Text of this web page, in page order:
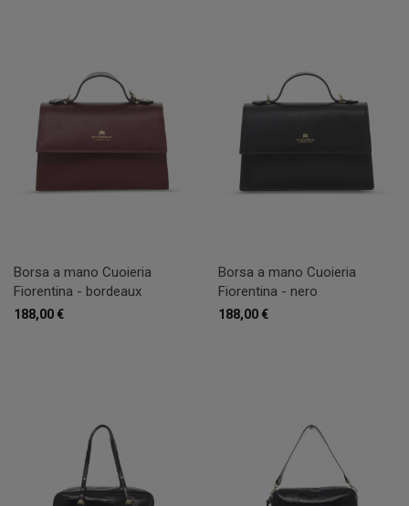
Borsa a mano Cuoieria
Fiorentina - bordeaux
188,00 €
Borsa a mano Cuoieria
Fiorentina - nero
188,00 €